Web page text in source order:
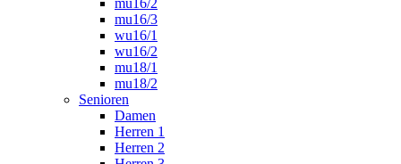
mu16/2
mu16/3
wu16/1
wu16/2
mu18/1
mu18/2
Senioren
Damen
Herren 1
Herren 2